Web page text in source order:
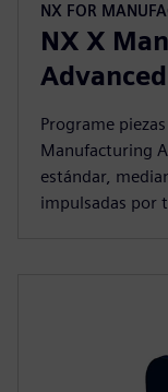
NX FOR
NX X
Advanced
Programe
Manufacturing
estándar,
impulsadas por